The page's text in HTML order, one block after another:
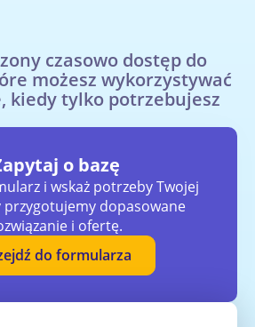
czasowo dostęp do
możesz wykorzystywać
kiedy tylko potrzebujesz
o bazę
i wskaż potrzeby Twojej
przygotujemy dopasowane
i ofertę.
do formularza